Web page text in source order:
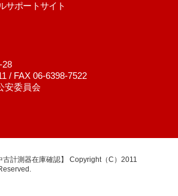
サポートサイト
28
/ FAX 06-6398-7522
安委員会
計測器在庫確認】 Copyright（C）2011